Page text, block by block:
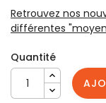
Retrouvez nos
différentes
Quantité